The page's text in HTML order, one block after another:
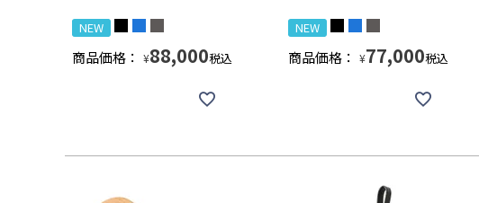
NEW
商品価格： ¥88,000税込
NEW
商品価格： ¥77,000税込